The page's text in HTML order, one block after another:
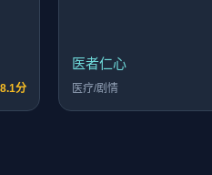
8.1分
医者仁心
医疗/剧情